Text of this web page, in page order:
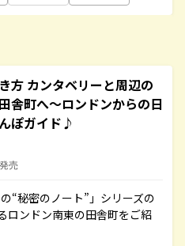
方 カンタベリーと周辺の
舎町へ～ロンドンからの日
ぽガイド♪
売
“秘密のノート”」シリーズの
ロンドン南東の田舎町をご紹